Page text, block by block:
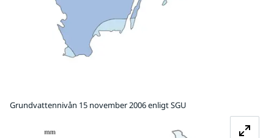
Grundvattennivån 15 november 2006 enligt SGU